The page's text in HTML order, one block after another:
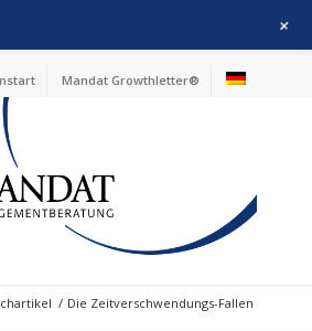
Mandat Growthletter®
/ Die Zeitverschwendungs-Fallen
+